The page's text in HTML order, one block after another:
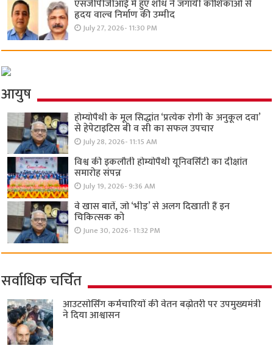
एसजीपीजीआई में हुए शोध ने जगायी कोशिकाओं से
हृदय वाल्व निर्माण की उम्मीद
July 27, 2026- 11:30 PM
आयुष
होम्योपैथी के मूल सिद्धांत ‘प्रत्येक रोगी केे अनुकूल दवा’
से हेपेटाइटिस बी व सी का सफल उपचार
July 28, 2026- 11:15 AM
विश्व की इकलौती होम्योपैथी यूनिवर्सिटी का दीक्षांत
समारोह संपन्न
July 19, 2026- 9:36 AM
वे खास बातें, जो ‘भीड़’ से अलग दिखाती हैं इन
चिकित्सक को
June 30, 2026- 11:32 PM
सर्वाधिक चर्चित
आउटसोर्सिंग कर्मचारियों की वेतन बढ़ोतरी पर उपमुख्यमंत्री
ने दिया आश्वासन